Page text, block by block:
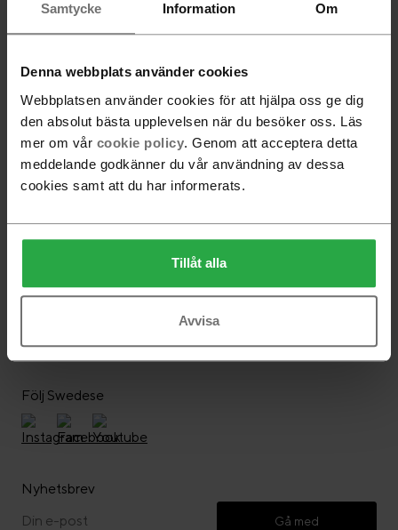
Samtycke Information Om
Denna webbplats använder cookies
Webbplatsen använder cookies för att hjälpa oss ge dig
den absolut bästa upplevelsen när du besöker oss. Läs
mer om vår cookie policy. Genom att acceptera detta
meddelande godkänner du vår användning av dessa
cookies samt att du har informerats.
Tillåt alla
Avvisa
Happy swing snurrfåtölj
hög
Happy swing snurrfåtölj
låg
Följ Swedese
Nyhetsbrev
Gå med